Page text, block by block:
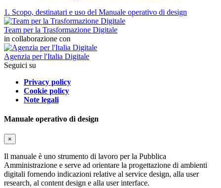
1. Scopo, destinatari e uso del Manuale operativo di design
Team per la Trasformazione Digitale
in collaborazione con
Agenzia per l'Italia Digitale
Seguici su
Privacy policy
Cookie policy
Note legali
Manuale operativo di design
×
Il manuale è uno strumento di lavoro per la Pubblica
Amministrazione e serve ad orientare la progettazione di ambienti
digitali fornendo indicazioni relative al service design, alla user
research, al content design e alla user interface.